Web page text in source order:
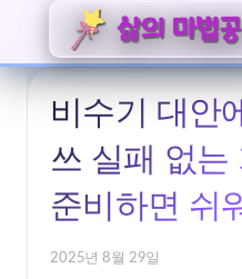
비수기 대안
쓰 실패 없는
준비하면 쉬
2025년 8월 29일